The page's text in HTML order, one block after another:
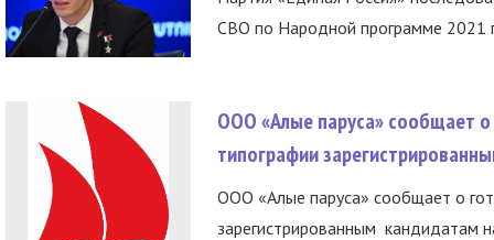
СВО по Народной программе 2021
ООО «Алые паруса» сообщает о
типографии
ООО «Алые паруса» сообщает о
зарегистрированным кандидатам